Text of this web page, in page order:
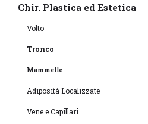
Chir. Plastica ed Estetica
Volto
Tronco
Mammelle
Adiposità Localizzate
Vene e Capillari